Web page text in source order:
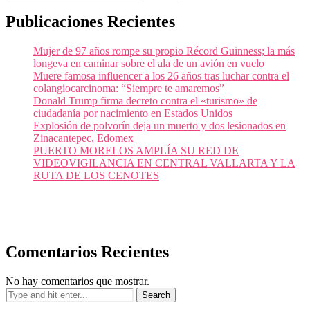
Publicaciones Recientes
Mujer de 97 años rompe su propio Récord Guinness; la más
longeva en caminar sobre el ala de un avión en vuelo
Muere famosa influencer a los 26 años tras luchar contra el
colangiocarcinoma: “Siempre te amaremos”
Donald Trump firma decreto contra el «turismo» de
ciudadanía por nacimiento en Estados Unidos
Explosión de polvorín deja un muerto y dos lesionados en
Zinacantepec, Edomex
PUERTO MORELOS AMPLÍA SU RED DE
VIDEOVIGILANCIA EN CENTRAL VALLARTA Y LA
RUTA DE LOS CENOTES
Comentarios Recientes
No hay comentarios que mostrar.